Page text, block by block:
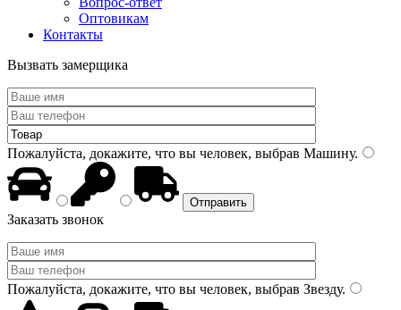
Оптовикам
Контакты
Вызвать замерщика
Пожалуйста, докажите, что вы человек, выбрав Машину.
Заказать звонок
Пожалуйста, докажите, что вы человек, выбрав Звезду.